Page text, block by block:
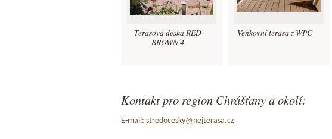
Terasová deska RED
BROWN 4
Venkovní terasa z WPC
Kontakt pro region Chrášťany a okolí:
E-mail: stredocesky@nejterasa.cz